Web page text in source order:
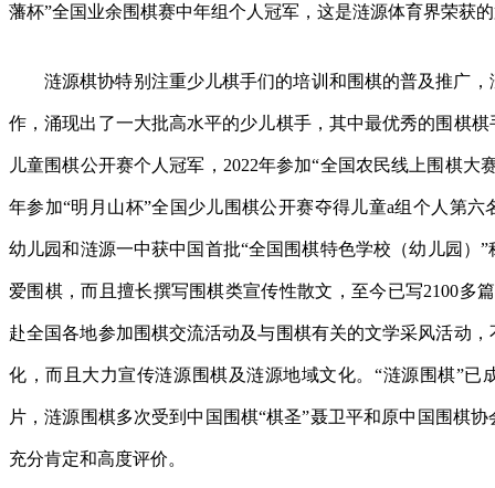
藩杯”全国业余围棋赛中年组个人冠军，这是涟源体育界荣获
涟源棋协特别注重少儿棋手们的培训和围棋的普及推广
作，涌现出了一大批高水平的少儿棋手，其中最优秀的围棋
儿童围棋公开赛个人冠军，2022年参加“全国农民线上围棋大
年参加“明月山杯”全国少儿围棋公开赛夺得儿童a组个人第
幼儿园和涟源一中获中国首批“全国围棋特色学校（幼儿园）
爱围棋，而且擅长撰写围棋类宣传性散文，至今已写2100多
赴全国各地参加围棋交流活动及与围棋有关的文学采风活动
化，而且大力宣传涟源围棋及涟源地域文化。“涟源围棋”已
片，涟源围棋多次受到中国围棋“棋圣”聂卫平和原中国围棋
充分肯定和高度评价。